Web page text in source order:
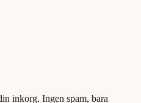
inkorg. Ingen spam, bara